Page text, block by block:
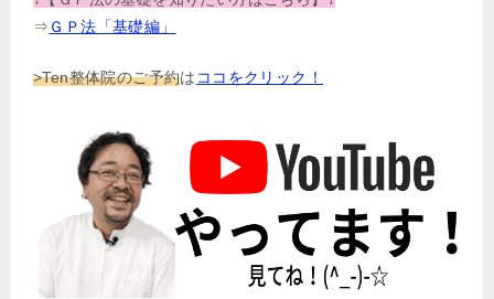
⇒ ＧＰ法「基礎編」
>Ten整体院のご予約は ココをクリック！